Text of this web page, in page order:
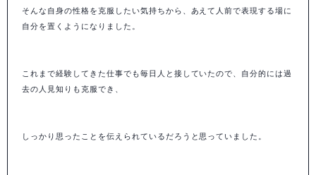
そんな自身の性格を克服したい気持ちから、あえて人前で表現する場に
自分を置くようになりました。
これまで経験してきた仕事でも毎日人と接していたので、自分的には過
去の人見知りも克服でき、
しっかり思ったことを伝えられているだろうと思っていました。